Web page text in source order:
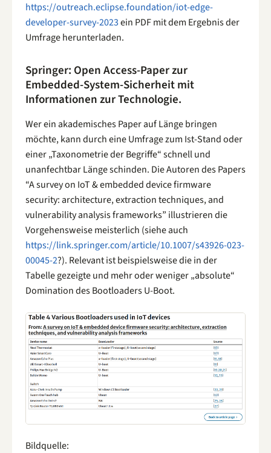
https://outreach.eclipse.foundation/iot-edge-
developer-survey-2023ein PDF mit dem Ergebnis der
Umfrage herunterladen.
Springer: Open Access-Paper zur
Embedded-System-Sicherheit mit
Informationen zur Technologie.
Wer ein akademisches Paper auf Länge bringen
möchte, kann durch eine Umfrage zum Ist-Stand oder
einer „Taxonometrie der Begriffe“ schnell und
unanfechtbar Länge schinden. Die Autoren des Papers
“A survey on IoT & embedded device firmware
security: architecture, extraction techniques, and
vulnerability analysis frameworks” illustrieren die
Vorgehensweise meisterlich (siehe auch
https://link.springer.com/article/10.1007/s43926-023-
00045-2?). Relevant ist beispielsweise die in der
Tabelle gezeigte und mehr oder weniger „absolute“
Domination des Bootloaders U-Boot.
Bildquelle: